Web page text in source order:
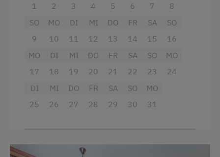
Verpflegung
Ohne Verpflegung
eigene Trinkwasserquelle
Internet
Internetservice
kostenloses WLAN
Brötchenservice für einen entspannten
1
2
3
4
5
6
7
8
SO
9
MO
10
DI
11
MI
12
DO
13
FR
14
SA
15
SO
16
MO
17
DI
18
MI
19
DO
20
FR
21
SA
22
SO
23
MO
24
DI
25
MI
26
DO
27
FR
28
SA
29
SO
30
MO
31